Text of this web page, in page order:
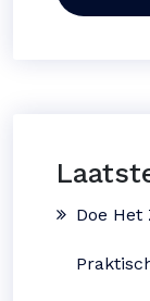
Doe Het